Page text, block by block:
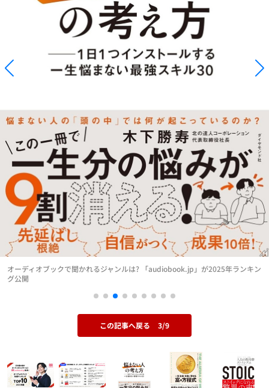
オーディオブックで聞かれるジャンルは? 「audiobook.jp」が2025年ランキン
グ公開
この記事へ戻る 3/9